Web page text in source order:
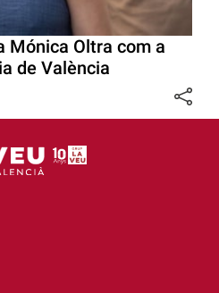
Mónica Oltra com a
de València